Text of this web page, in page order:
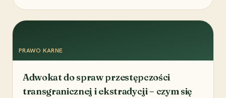
PRAWO KARNE
Adwokat do spraw przestępczości
transgranicznej i ekstradycji – czym się